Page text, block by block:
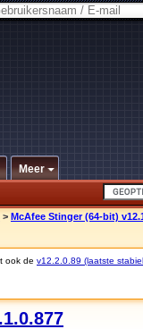
Meer
> McAfee Stinger (64-bit)
ook de v12.2.0.89 (laatste